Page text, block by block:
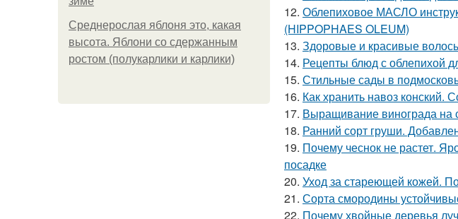
Среднерослая яблоня это, какая
высота. Яблони со сдержанным
ростом (полукарлики и карлики)
12. Облепиховое МАСЛО
(HIPPOPHAES OLEUM)
13. Здоровые и красивые
14. Рецепты блюд с облепихой
15. Стильные сады в
16. Как хранить навоз конский.
17. Выращивание винограда на
18. Ранний сорт груши.
19. Почему чеснок не растет.
посадке
20. Уход за стареющей кожей.
21. Сорта смородины
22. Почему хвойные деревья